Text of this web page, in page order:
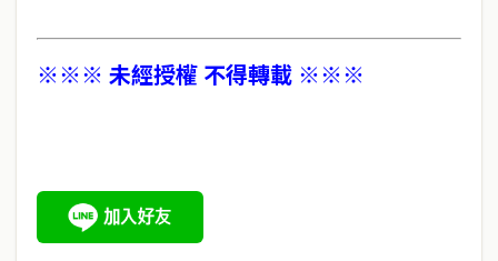
※※※ 未經授權 不得轉載 ※※※